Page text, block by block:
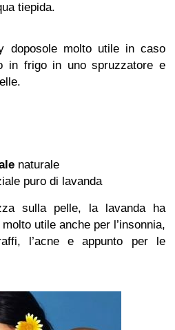
tiepida.
doposole molto utile in caso
in frigo in uno spruzzatore e
naturale
puro di lavanda
sulla pelle, la lavanda ha
utile anche per l’insonnia,
l’acne e appunto per le